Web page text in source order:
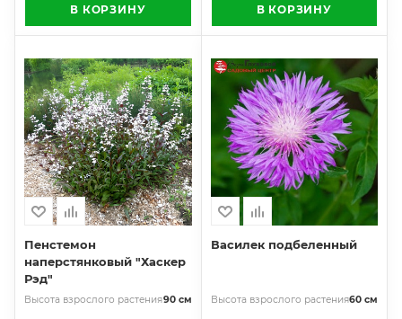
В КОРЗИНУ В КОРЗИНУ
Пенстемон
наперстянковый "Хаскер
Рэд"
Высота взрослого растения90 см
Василек подбеленный
Высота взрослого растения60 см